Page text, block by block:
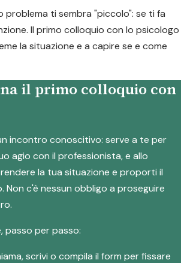
problema ti sembra "piccolo": se ti fa
Il primo colloquio con lo psicologo
la situazione e a capire se e come
il primo colloquio con
incontro conoscitivo: serve a te per
agio con il professionista, e allo
la tua situazione e proporti il
c'è nessun obbligo a proseguire
passo per passo:
scrivi o compila il form per fissare